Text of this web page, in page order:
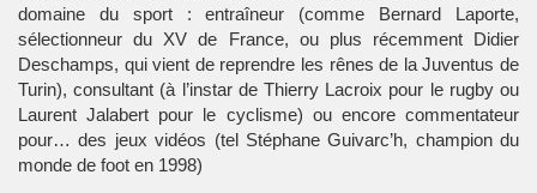
domaine du sport : entraîneur (comme Bernard Laporte,
sélectionneur du XV de France, ou plus récemment Didier
Deschamps, qui vient de reprendre les rênes de la Juventus de
Turin), consultant (à l’instar de Thierry Lacroix pour le rugby ou
Laurent Jalabert pour le cyclisme) ou encore commentateur
pour… des jeux vidéos (tel Stéphane Guivarc’h, champion du
monde de foot en 1998)